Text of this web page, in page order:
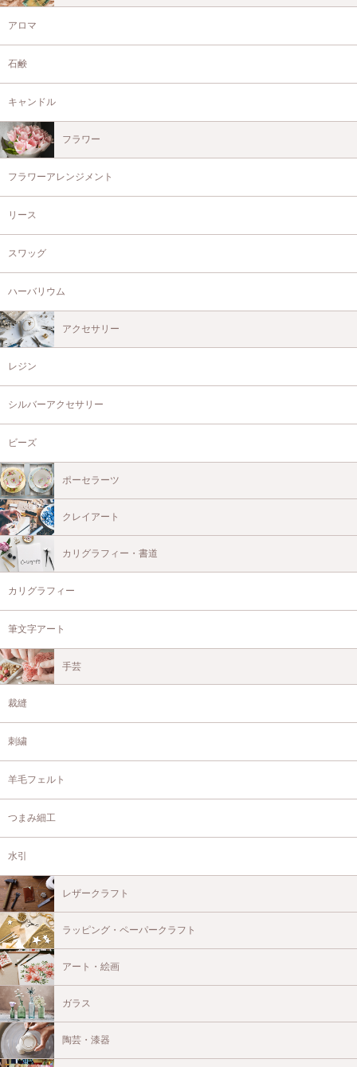
アロマ
石鹸
キャンドル
フラワー
フラワーアレンジメント
リース
スワッグ
ハーバリウム
アクセサリー
レジン
シルバーアクセサリー
ビーズ
ポーセラーツ
クレイアート
カリグラフィー・書道
カリグラフィー
筆文字アート
手芸
裁縫
刺繍
羊毛フェルト
つまみ細工
水引
レザークラフト
ラッピング・ペーパークラフト
アート・絵画
ガラス
陶芸・漆器